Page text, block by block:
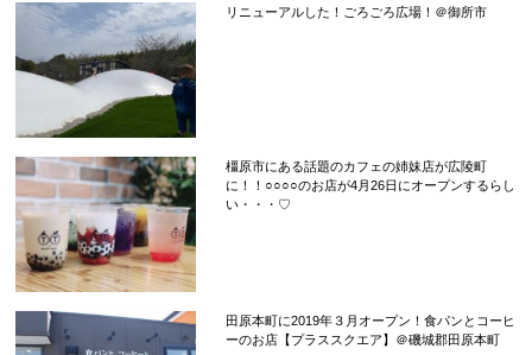
リニューアルした！ごろごろ広場！＠御所市
橿原市にある話題のカフェの姉妹店が広陵町
に！！○○○○のお店が4月26日にオープンするらし
い・・・♡
田原本町に2019年３月オープン！食パンとコーヒ
ーのお店【プラススクエア】＠磯城郡田原本町